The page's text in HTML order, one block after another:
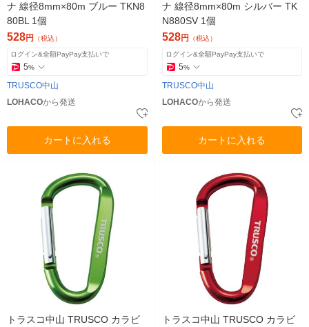
ナ 線径8mm×80m ブルー TKN8
80BL 1個
528円 （税込）
ログイン&全額PayPay支払いで
5%
TRUSCO中山
LOHACOから発送
カートに入れる
ナ 線径8mm×80m シルバー TK
N880SV 1個
528円 （税込）
ログイン&全額PayPay支払いで
5%
TRUSCO中山
LOHACOから発送
カートに入れる
トラスコ中山 TRUSCO カラビ
トラスコ中山 TRUSCO カラビ